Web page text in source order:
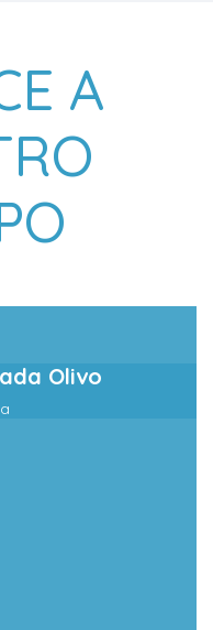
A
Olivo